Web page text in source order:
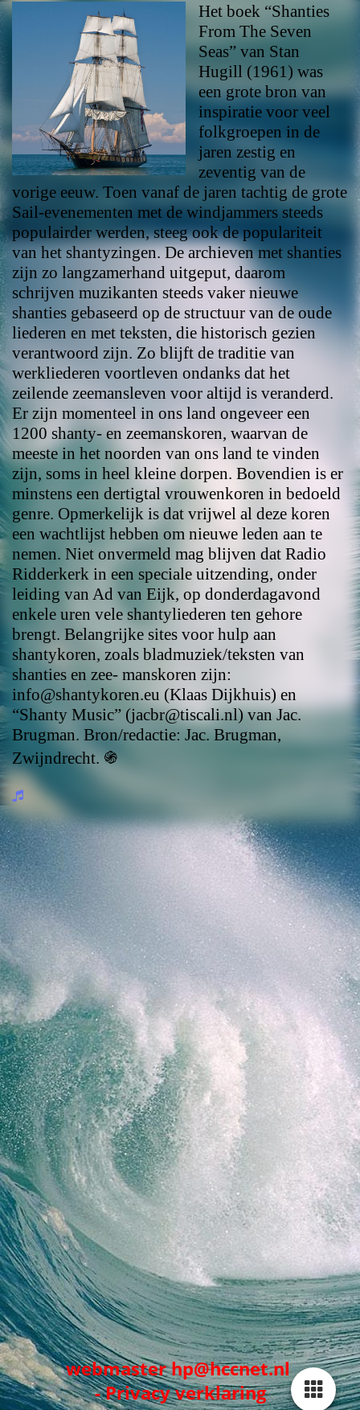
Het boek “Shanties
From The Seven
Seas” van Stan
Hugill (1961) was
een grote bron van
inspiratie voor veel
folkgroepen in de
jaren zestig en
zeventig van de
vorige eeuw. Toen vanaf de jaren tachtig de grote
Sail-evenementen met de windjammers steeds
populairder werden, steeg ook de populariteit
van het shantyzingen. De archieven met shanties
zijn zo langzamerhand uitgeput, daarom
schrijven muzikanten steeds vaker nieuwe
shanties gebaseerd op de structuur van de oude
liederen en met teksten, die historisch gezien
verantwoord zijn. Zo blijft de traditie van
werkliederen voortleven ondanks dat het
zeilende zeemansleven voor altijd is veranderd.
Er zijn momenteel in ons land ongeveer een
1200 shanty- en zeemanskoren, waarvan de
meeste in het noorden van ons land te vinden
zijn, soms in heel kleine dorpen. Bovendien is er
minstens een dertigtal vrouwenkoren in bedoeld
genre. Opmerkelijk is dat vrijwel al deze koren
een wachtlijst hebben om nieuwe leden aan te
nemen. Niet onvermeld mag blijven dat Radio
Ridderkerk in een speciale uitzending, onder
leiding van Ad van Eijk, op donderdagavond
enkele uren vele shantyliederen ten gehore
brengt. Belangrijke sites voor hulp aan
shantykoren, zoals bladmuziek/teksten van
shanties en zee- manskoren zijn:
info@shantykoren.eu (Klaas Dijkhuis) en
“Shanty Music” (jacbr@tiscali.nl) van Jac.
Brugman. Bron/redactie: Jac. Brugman,
Zwijndrecht.֍
webmaster hp@hccnet.nl
-Privacy verklaring